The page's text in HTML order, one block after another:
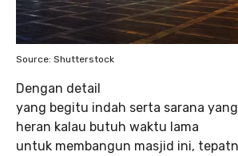
Source: Shutterstock
Dengan detail
yang begitu indah serta sarana
heran kalau butuh waktu lama
untuk membangun masjid ini,